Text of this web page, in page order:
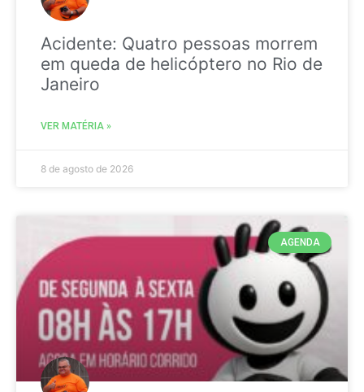
Acidente: Quatro pessoas morrem
em queda de helicóptero no Rio de
Janeiro
VER MATÉRIA »
8 de agosto de 2026
AGENDA